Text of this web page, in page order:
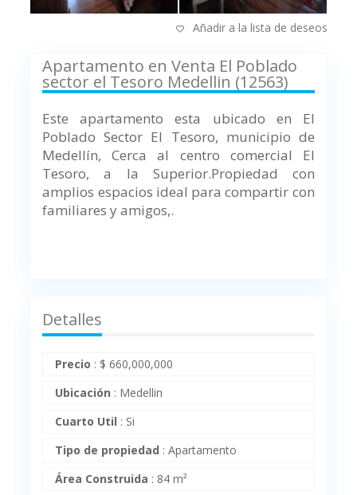
Añadir a la lista de deseos
Apartamento en Venta El Poblado
sector el Tesoro Medellin (12563)
Este apartamento esta ubicado en El
Poblado Sector El Tesoro, municipio de
Medellín,Cerca al centro comercial El
Tesoro, a la Superior.Propiedad con
amplios espacios ideal para compartir con
familiares y amigos,.
Detalles
Precio : $ 660,000,000
Ubicación : Medellin
Cuarto Util : Si
Tipo de propiedad :Apartamento
Área Construida : 84 m²